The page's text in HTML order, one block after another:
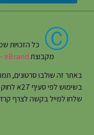
Ⓒ כל הזכויות
מקבוצתeBrand – ניהול מוניטין באינטרנט
באתר זה שולבו סרטונים,
בשימוש
שלחו למייל בקשה לצרף